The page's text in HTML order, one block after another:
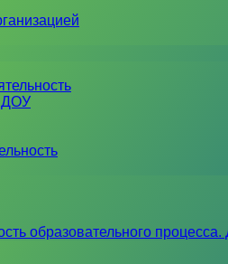
ДОУ
образовательного процесса.